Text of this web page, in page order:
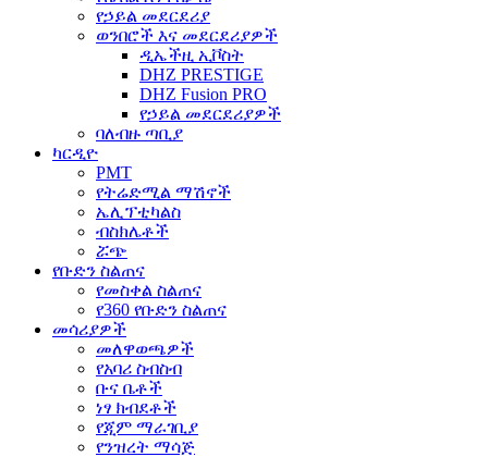
የኃይል መደርደሪያ
ወንበሮች እና መደርደሪያዎች
ዲኤችዚ ኢቮስት
DHZ PRESTIGE
DHZ Fusion PRO
የኃይል መደርደሪያዎች
ባለብዙ ጣቢያ
ካርዲዮ
PMT
የትሬድሚል ማሽኖች
ኤሊፕቲካልስ
ብስክሌቶች
ሯጭ
የቡድን ስልጠና
የመስቀል ስልጠና
የ360 የቡድን ስልጠና
መሳሪያዎች
መለዋወጫዎች
የአባሪ ስብስብ
ቡና ቤቶች
ነፃ ክብደቶች
የጂም ማራገቢያ
የንዝረት ማሳጅ